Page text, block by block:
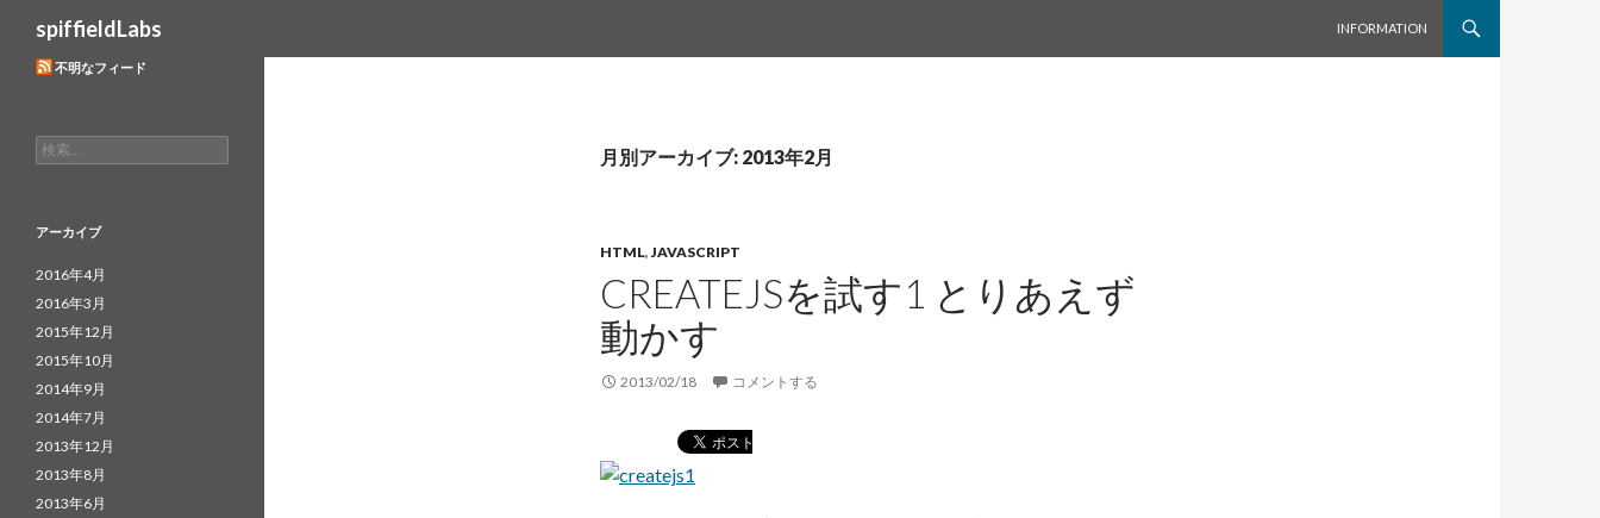
spiffieldLabs
INFORMATION
月別アーカイブ: 2013年2月
HTML,JAVASCRIPT
CREATEJSを試す1 とりあえず
動かす
2013/02/18 コメントする
不明なフィード
検
索:
アーカイブ
2016年4月
2016年3月
2015年12月
2015年10月
2014年9月
2014年7月
2013年12月
2013年8月
2013年6月